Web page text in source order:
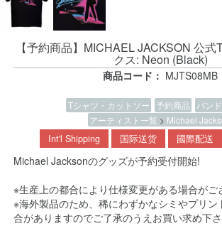
【予約商品】MICHAEL JACKSON 公
クス: Neon (Black)
商品コード： MJTS08MB
Tシャツ・カットソー 予約商品
バン
アーティスト一覧 > Michael
Int'l Shipping 国际送货 國際配送
Michael Jacksonのグッズが予約受付開始!
※生産上の都合により仕様変更がある場合がご
※海外製品のため、稀にわずかなシミやプリン
合がありますのでご了承のうえお買い求め下